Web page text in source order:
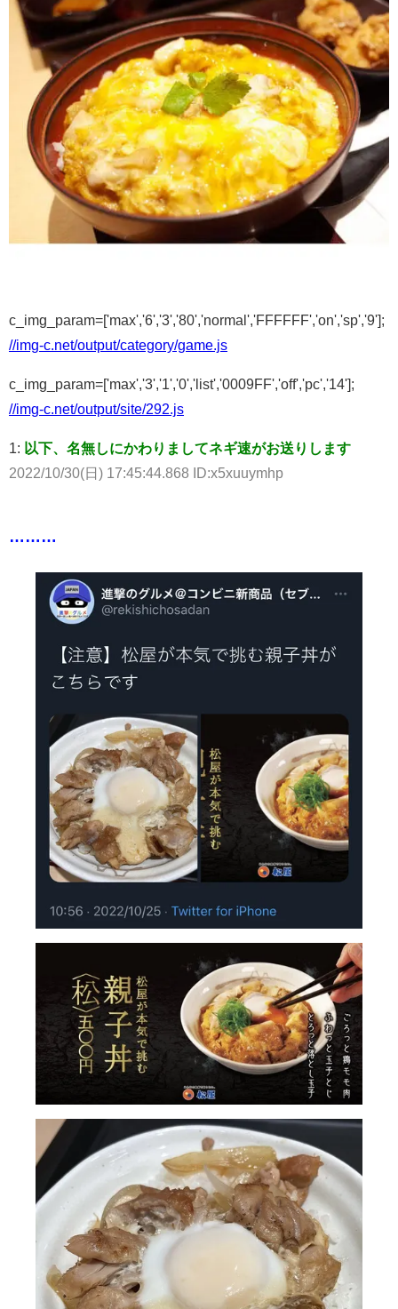
c_img_param=['max','6','3','80','normal','FFFFFF','on','sp','9'];
//img-c.net/output/category/game.js
c_img_param=['max','3','1','0','list','0009FF','off','pc','14'];
//img-c.net/output/site/292.js
1: 以下、名無しにかわりましてネギ速がお送りします
2022/10/30(日) 17:45:44.868 ID:x5xuuymhp
………